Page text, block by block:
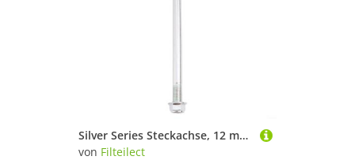
Silver Series Steckachse, 12 mm Radadapter für Länge für Fahrrad-Optionen, Nabengewinde 220/250/280 mm, elektrisch vorne
von Filteilect